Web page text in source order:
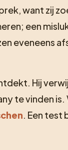
want zij
een
eveneens
Hij
te vinden
. Een